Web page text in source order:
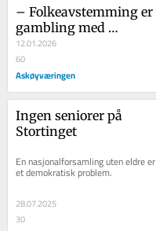
– Folkeavstemming er
gambling med
veiprosjektene i nord
12.01.2026
60
Askøyværingen
Ingen seniorer på
Stortinget
En nasjonalforsamling uten eldre er
et demokratisk problem.
28.07.2025
30